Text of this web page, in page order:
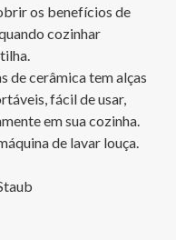
os benefícios de
cozinhar
de cerâmica tem alças
fácil de usar,
em sua cozinha.
de lavar louça.